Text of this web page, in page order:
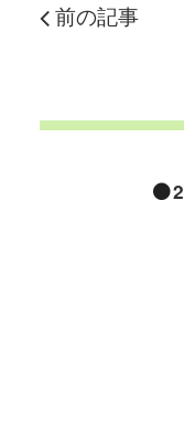
前の記事